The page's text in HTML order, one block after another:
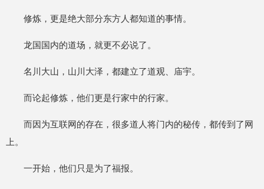
修炼，更是绝大部分东方人都知道的事情。
龙国国内的道场，就更不必说了。
名川大山，山川大泽，都建立了道观、庙宇。
而论起修炼，他们更是行家中的行家。
而因为互联网的存在，很多道人将门内的秘传，都传到了网
上。
一开始，他们只是为了福报。